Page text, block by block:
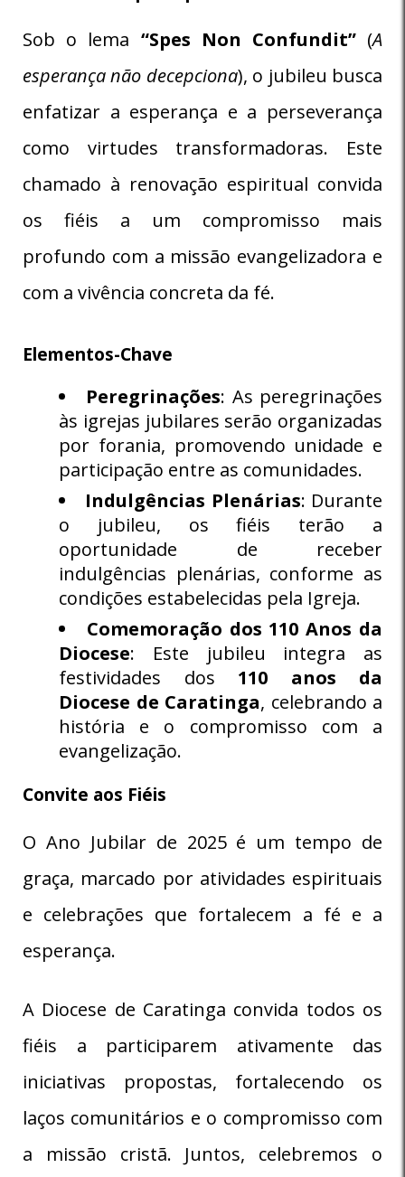
Sob o lema “Spes Non Confundit”(A
esperança não decepciona), o jubileu busca
enfatizar a esperança e a perseverança
como virtudes transformadoras. Este
chamado à renovação espiritual convida
os fiéis a um compromisso mais
profundo com a missão evangelizadora e
com a vivência concreta da fé.
Elementos-Chave
Peregrinações: As peregrinações
às igrejas jubilares serão organizadas
por forania, promovendo unidade e
participação entre as comunidades.
Indulgências Plenárias: Durante
o jubileu, os fiéis terão a
oportunidade de receber
indulgências plenárias, conforme as
condições estabelecidas pela Igreja.
Comemoração dos 110 Anos da
Diocese: Este jubileu integra as
festividades dos 110 anos da
Diocese de Caratinga, celebrando a
história e o compromisso com a
evangelização.
Convite aos Fiéis
O Ano Jubilar de 2025 é um tempo de
graça, marcado por atividades espirituais
e celebrações que fortalecem a fé e a
esperança.
A Diocese de Caratinga convida todos os
fiéis a participarem ativamente das
iniciativas propostas, fortalecendo os
laços comunitários e o compromisso com
a missão cristã. Juntos, celebremos o